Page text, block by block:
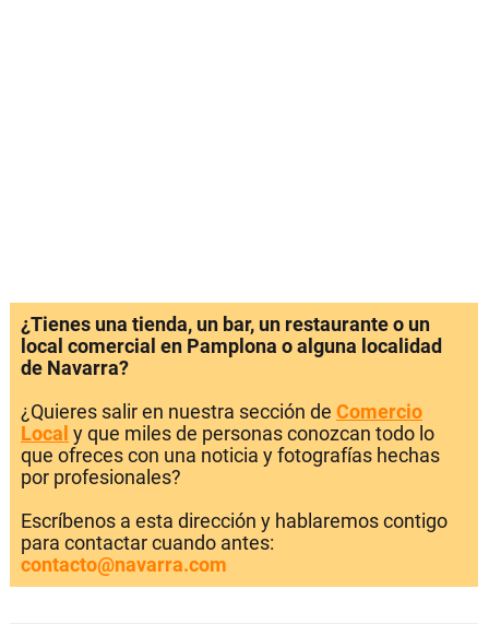
¿Tienes una tienda, un bar, un restaurante o un
local comercial en Pamplona o alguna localidad
de Navarra?
¿Quieres salir en nuestra sección de Comercio
Local y que miles de personas conozcan todo lo
que ofreces con una noticia y fotografías hechas
por profesionales?
Escríbenos a esta dirección y hablaremos contigo
para contactar cuando antes:
contacto@navarra.com